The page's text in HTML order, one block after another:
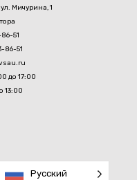
Мичурина, 1
51
86-51
до 17:00
13:00
Русский